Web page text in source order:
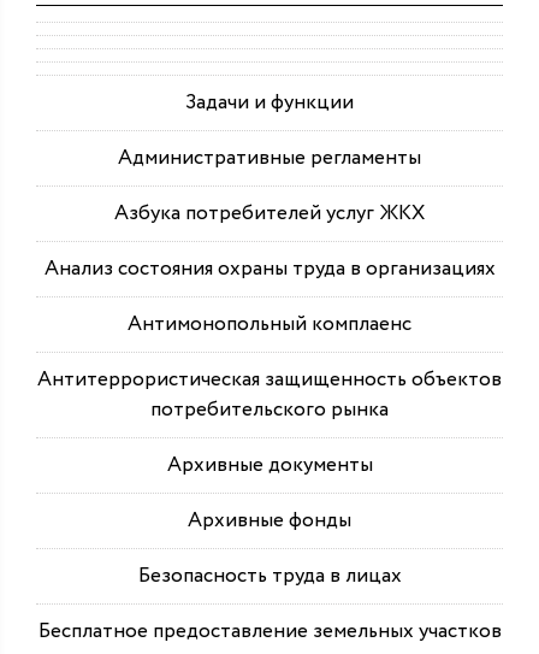
Задачи и функции
Административные регламенты
Азбука потребителей услуг ЖКХ
Анализ состояния охраны труда в организациях
Антимонопольный комплаенс
Антитеррористическая защищенность объектов
потребительского рынка
Архивные документы
Архивные фонды
Безопасность труда в лицах
Бесплатное предоставление земельных участков